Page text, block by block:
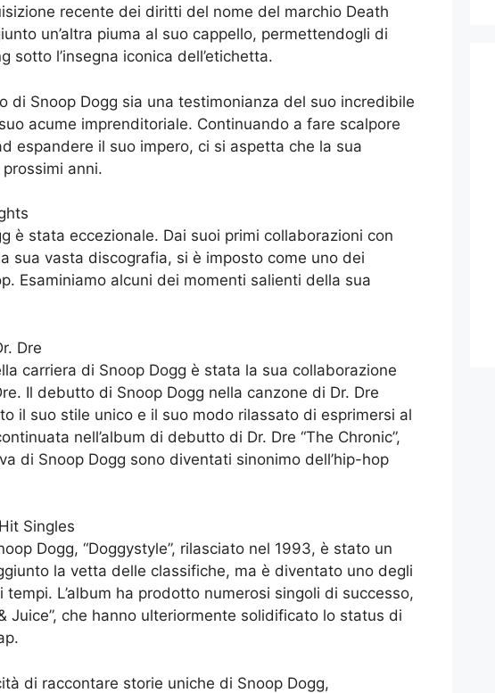
recente dei diritti del nome del marchio Death
un’altra piuma al suo cappello, permettendogli di
sotto l’insegna iconica dell’etichetta.
di Snoop Dogg sia una testimonianza del suo incredibile
acume imprenditoriale. Continuando a fare scalpore
espandere il suo impero, ci si aspetta che la sua
anni.
è stata eccezionale. Dai suoi primi collaborazioni con
sua vasta discografia, si è imposto come uno dei
Esaminiamo alcuni dei momenti salienti della sua
Dre
carriera di Snoop Dogg è stata la sua collaborazione
Il debutto di Snoop Dogg nella canzone di Dr. Dre
il suo stile unico e il suo modo rilassato di esprimersi al
nell’album di debutto di Dr. Dre “The Chronic”,
di Snoop Dogg sono diventati sinonimo dell’hip-hop
Singles
Dogg, “Doggystyle”, rilasciato nel 1993, è stato un
la vetta delle classifiche, ma è diventato uno degli
L’album ha prodotto numerosi singoli di successo,
Juice”, che hanno ulteriormente solidificato lo status di
di raccontare storie uniche di Snoop Dogg,